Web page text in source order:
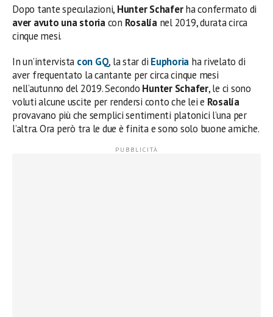
Dopo tante speculazioni, Hunter Schaferha confermato di
aver avuto una storiacon Rosalía nel 2019, durata circa
cinque mesi.
In un’intervista con GQ, la star di Euphoria ha rivelato di
aver frequentato la cantante per circa cinque mesi
nell’autunno del 2019. Secondo Hunter Schafer, le ci sono
voluti alcune uscite per rendersi conto che lei e Rosalía
provavano più che semplici sentimenti platonici l’una per
l’altra. Ora però tra le due è finita e sono solo buone amiche.